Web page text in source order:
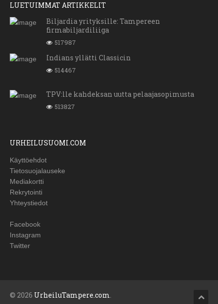
LUETUIMMAT ARTIKKELIT
Biljardia yrityksille: Tampereen
firmabiljardiliiga
517987
Indians yllätti Classicin
514467
TPV:lle kahdeksan uutta pelaajasopimusta
513827
URHEILUSUOMI.COM
Käyttöehdot
Tietosuojalauseke
Mediakortti
Rekrytointi
Yhteystiedot
Facebook
Instagram
Twitter
© 2026 UrheiluTampere.com.